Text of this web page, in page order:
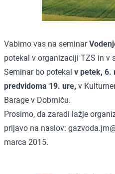
Vabimo vas na seminar
potekal v organizaciji TZS in v
Seminar bo potekal v petek, 6.
predvidoma 19. ure, v
Barage v Dobrniču.
Prosimo, da zaradi lažje
prijavo na naslov:
marca 2015.